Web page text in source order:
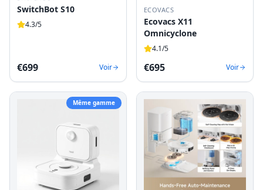
SwitchBot S10
4.3/5
€699 Voir
ECOVACS
Ecovacs X11
Omnicyclone
4.1/5
€695 Voir
Même gamme